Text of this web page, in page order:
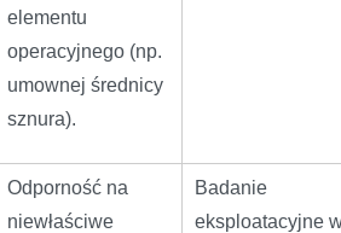
elementu
operacyjnego (np.
umownej średnicy
sznura).
Odporność na
niewłaściwe
Badanie
eksploatacyjne